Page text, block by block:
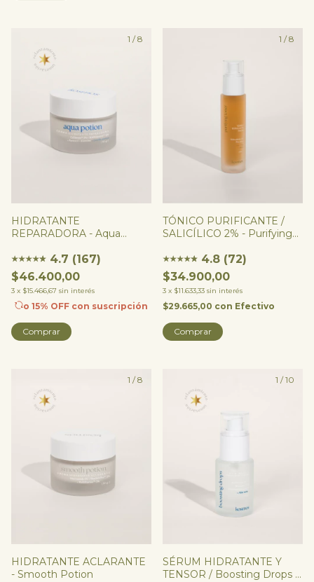
1 /8
HIDRATANTE
REPARADORA - Aqua
★★★★★
★ 4.7 (167)
$46.400,00
3 x $15.466,67 sin interés
o 15% OFF con suscripción
Comprar
1 /8
TÓNICO PURIFICANTE /
SALICÍLICO 2% - Purifying
★★★★★
★ 4.8 (72)
$34.900,00
3 x $11.633,33 sin interés
$29.665,00 con Efectivo
1 /8
HIDRATANTE ACLARANTE
- Smooth Potion
1 /10
SÉRUM HIDRATANTE Y
TENSOR / Boosting Drops -